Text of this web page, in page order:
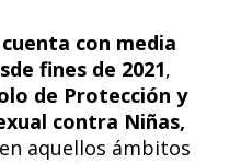
cuenta con media
fines de 2021,
de Protección y
contra Niñas,
en aquellos ámbitos